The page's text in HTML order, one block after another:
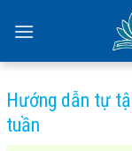
Hướng dẫn tự
tuần